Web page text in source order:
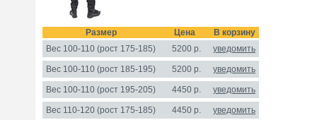
Размер Цена
В корзину
Вес 100-110 (рост 175-185)
5200р. уведомить
Вес 100-110 (рост 185-195) 5200 р. уведомить
Вес 100-110 (рост 195-205) 4450р. уведомить
Вес 110-120 (рост 175-185) 4450 р. уведомить